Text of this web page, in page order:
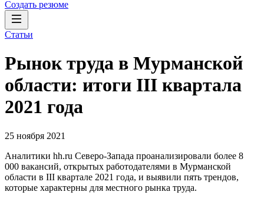
Создать резюме
Статьи
Рынок труда в Мурманской
области: итоги III квартала
2021 года
25 ноября 2021
Аналитики hh.ru Северо-Запада проанализировали более 8
000 вакансий, открытых работодателями в Мурманской
области в III квартале 2021 года, и выявили пять трендов,
которые характерны для местного рынка труда.